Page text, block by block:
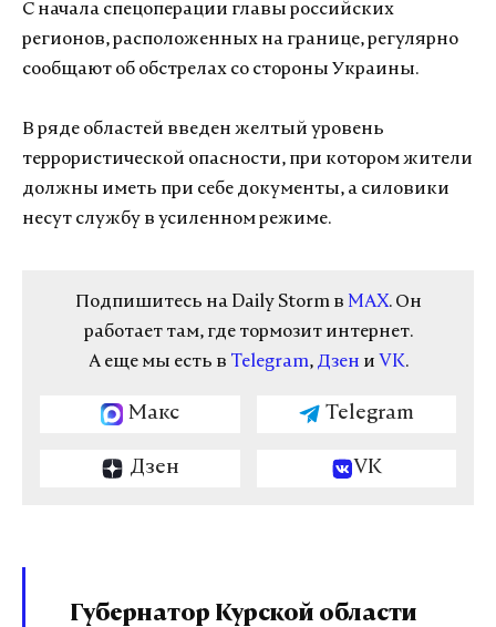
С начала спецоперации главы российских
регионов, расположенных на границе, регулярно
сообщают об обстрелах со стороны Украины.
В ряде областей введен желтый уровень
террористической опасности, при котором жители
должны иметь при себе документы, а силовики
несут службу в усиленном режиме.
Подпишитесь на Daily Storm в MAX. Он
работает там, где тормозит интернет.
А еще мы есть в Telegram, Дзен и VK.
Макс Telegram
Дзен VK
Губернатор Курской области